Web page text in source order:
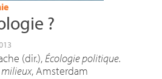
?
(dir.),Écologie politique.
milieux, Amsterdam